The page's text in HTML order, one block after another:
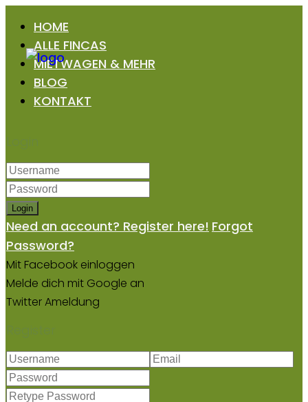
HOME
ALLE FINCAS
MIETWAGEN & MEHR
BLOG
KONTAKT
Login
Login
Need an account? Register here! Forgot
Password?
Mit Facebook einloggen
Melde dich mit Google an
Twitter Ameldung
Register